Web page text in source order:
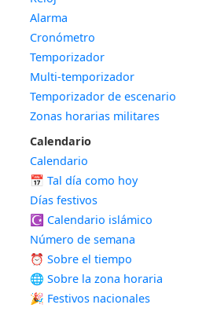
Alarma
Cronómetro
Temporizador
Multi-temporizador
Temporizador de escenario
Zonas horarias militares
Calendario
Calendario
📅 Tal día como hoy
Días festivos
☪️ Calendario islámico
Número de semana
⏰ Sobre el tiempo
🌐 Sobre la zona horaria
🎉 Festivos nacionales